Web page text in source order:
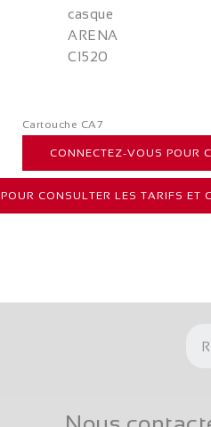
CONSULTER LES TARIFS ET
Cartouche CA7
CONNECTEZ-VOUS POUR